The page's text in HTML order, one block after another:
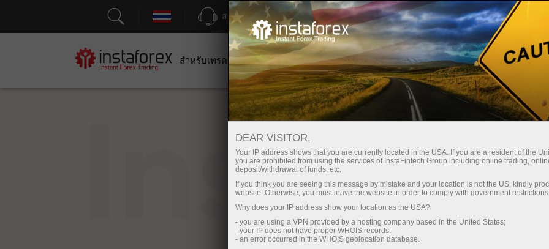
สนับสนุน เปิดบัญชีเทรดทันที แพลตฟอร์มการเทรด
สำหรับเทรดเดอร์ สำหรับผู้เริ่มต้นใหม่ สำหรับนักลงทุน สำหรับหุ้นส่วน แคม
DEAR VISITOR,
Your IP address shows that you are currently located in the USA. If you are a resident of the
you are prohibited from using the services of InstaFintech Group including online trading,
deposit/withdrawal of funds, etc.
If you think you are seeing this message by mistake and your location is not the US, kindly
website. Otherwise, you must leave the website in order to comply with government
Why does your IP address show your location as the USA?
- you are using a VPN provided by a hosting company based in the United States;
- your IP does not have proper WHOIS records;
- an error occurred in the WHOIS geolocation database.